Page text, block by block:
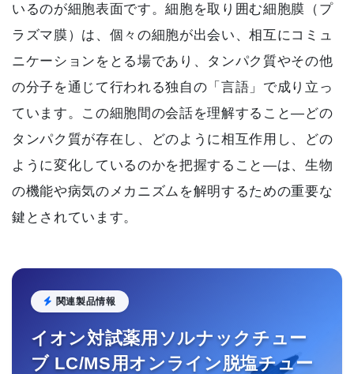
いるのが細胞表面です。細胞を取り囲む細胞膜（プ
ラズマ膜）は、個々の細胞が出会い、相互にコミュ
ニケーションをとる場であり、タンパク質やその他
の分子を通じて行われる独自の「言語」で成り立っ
ています。この細胞間の会話を理解すること—どの
タンパク質が存在し、どのように相互作用し、どの
ように変化しているのかを把握すること—は、生物
の機能や病気のメカニズムを解明するための重要な
鍵とされています。
関連製品情報
イオン対試薬用ソルナックチュー
ブ LC/MS用オンライン脱塩チュー